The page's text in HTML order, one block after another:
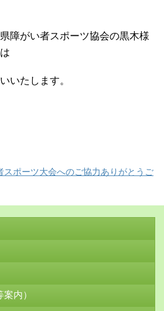
障がい者スポーツ協会の黒木様
いたします。
スポーツ大会へのご協力ありがとうご
内）